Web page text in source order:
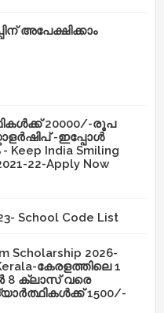
അപേക്ഷിക്കാം
20000/-രൂപ
-ഇപ്പോൾ
Keep India Smiling
22-Apply Now
School Code List
Scholarship 2026-
കേരളത്തിലെ 1
ക്ലാസ് വരെ
1500/-